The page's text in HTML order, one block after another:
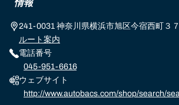
情報
241-0031 神奈川県横浜市旭区今宿西町３
ルート案内
電話番号
045-951-6616
ウェブサイト
http://www.autobacs.com/shop/search/